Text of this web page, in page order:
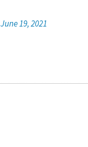
June 19, 2021